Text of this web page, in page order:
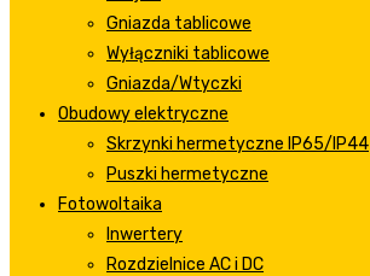
Gniazda tablicowe
Wyłączniki tablicowe
Gniazda/Wtyczki
Obudowy elektryczne
Skrzynki hermetyczne IP65/IP44
Puszki hermetyczne
Fotowoltaika
Inwertery
Rozdzielnice AC i DC